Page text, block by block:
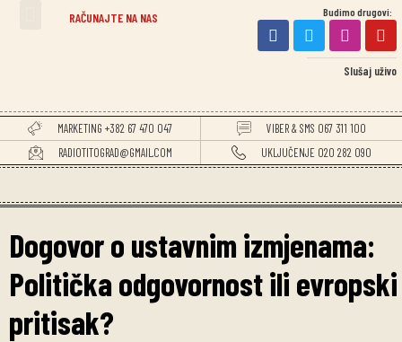
RAČUNAJTE NA NAS Budimo drugovi:
Slušaj uživo
MARKETING +382 67 470 047
VIBER & SMS 067 311 100
RADIOTITOGRAD@GMAIL.COM
UKLJUČENJE 020 282 090
Dogovor o ustavnim izmjenama:
Politička odgovornost ili evropski
pritisak?